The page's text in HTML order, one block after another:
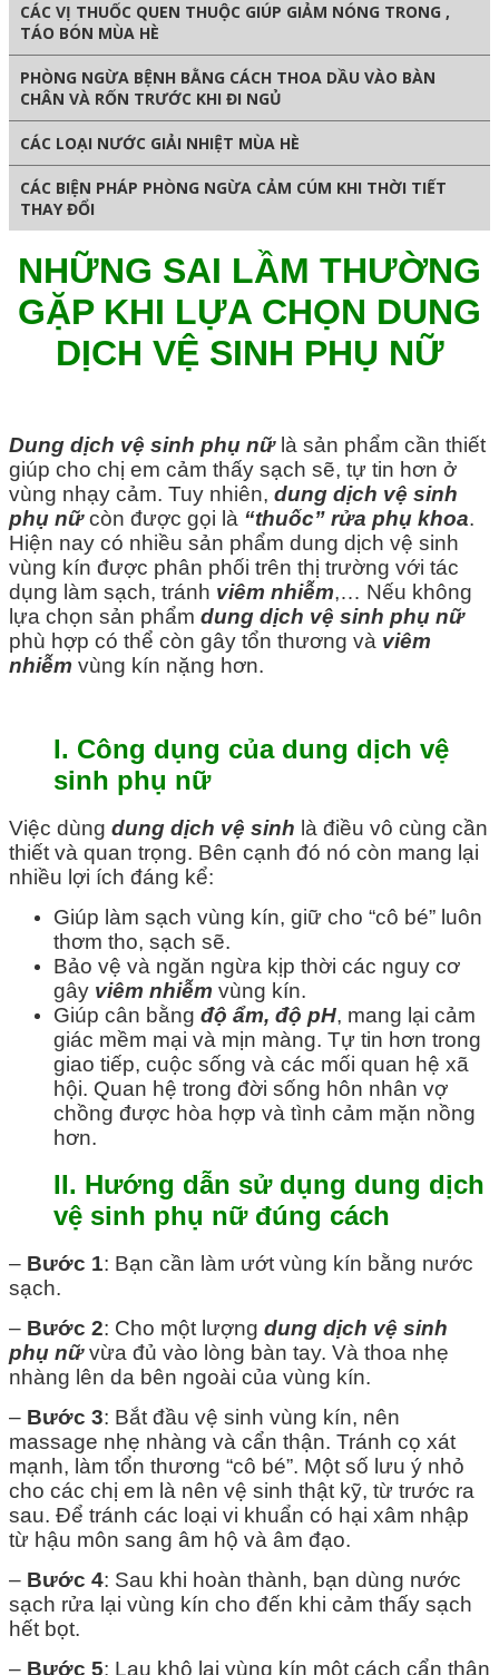
CÁC VỊ THUỐC QUEN THUỘC GIÚP GIẢM NÓNG TRONG ,
TÁO BÓN MÙA HÈ
PHÒNG NGỪA BỆNH BẰNG CÁCH THOA DẦU VÀO BÀN
CHÂN VÀ RỐN TRƯỚC KHI ĐI NGỦ
CÁC LOẠI NƯỚC GIẢI NHIỆT MÙA HÈ
CÁC BIỆN PHÁP PHÒNG NGỪA CẢM CÚM KHI THỜI TIẾT
THAY ĐỔI
NHỮNG SAI LẦM THƯỜNG
GẶP KHI LỰA CHỌN DUNG
DỊCH VỆ SINH PHỤ NỮ
Dung dịch vệ sinh phụ nữlà sản phẩm cần thiết
giúp cho chị em cảm thấy sạch sẽ, tự tin hơn ở
vùng nhạy cảm. Tuy nhiên, dung dịch vệ sinh
phụ nữcòn được gọi là “thuốc” rửa phụ khoa.
Hiện nay có nhiều sản phẩm dung dịch vệ sinh
vùng kín được phân phối trên thị trường với tác
dụng làm sạch, tránh viêm nhiễm,… Nếu không
lựa chọn sản phẩm dung dịch vệ sinh phụ nữ
phù hợp có thể còn gây tổn thương và viêm
nhiễm vùng kín nặng hơn.
I. Công dụng của dung dịch vệ
sinh phụ nữ
Việc dùng dung dịch vệ sinh là điều vô cùng cần
thiết và quan trọng. Bên cạnh đó nó còn mang lại
nhiều lợi ích đáng kể:
Giúp làm sạch vùng kín, giữ cho “cô bé” luôn
thơm tho, sạch sẽ.
Bảo vệ và ngăn ngừa kịp thời các nguy cơ
gây viêm nhiễm vùng kín.
Giúp cân bằng độ ẩm, độ pH, mang lại cảm
giác mềm mại và mịn màng. Tự tin hơn trong
giao tiếp, cuộc sống và các mối quan hệ xã
hội. Quan hệ trong đời sống hôn nhân vợ
chồng được hòa hợp và tình cảm mặn nồng
hơn.
II. Hướng dẫn sử dụng dung dịch
vệ sinh phụ nữ đúng cách
– Bước 1: Bạn cần làm ướt vùng kín bằng nước
sạch.
– Bước 2: Cho một lượng dung dịch vệ sinh
phụ nữvừa đủ vào lòng bàn tay. Và thoa nhẹ
nhàng lên da bên ngoài của vùng kín.
– Bước 3: Bắt đầu vệ sinh vùng kín, nên
massage nhẹ nhàng và cẩn thận. Tránh cọ xát
mạnh, làm tổn thương “cô bé”. Một số lưu ý nhỏ
cho các chị em là nên vệ sinh thật kỹ, từ trước ra
sau. Để tránh các loại vi khuẩn có hại xâm nhập
từ hậu môn sang âm hộ và âm đạo.
– Bước 4: Sau khi hoàn thành, bạn dùng nước
sạch rửa lại vùng kín cho đến khi cảm thấy sạch
hết bọt.
– Bước 5: Lau khô lại vùng kín một cách cẩn thận